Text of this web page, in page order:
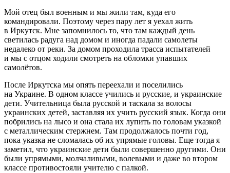
Мой отец был военным и мы жили там, куда его
командировали. Поэтому через пару лет я уехал жить
в Иркутск. Мне запомнилось то, что там каждый день
светилась радуга над домом и иногда падали самолеты
недалеко от реки. За домом проходила трасса испытателей
и мы с отцом ходили смотреть на обломки упавших
самолётов.
После Иркутска мы опять переехали и поселились
на Украине. В одном классе учились и русские, и украинские
дети. Учительница была русской и таскала за волосы
украинских детей, заставляя их учить русский язык. Когда они
побрились на лысо и она стала их лупить по головам указкой
с металлическим стержнем. Там продолжалось почти год,
пока указка не сломалась об их упрямые головы. Еще тогда я
заметил, что украинские дети были совершенно другими. Они
были упрямыми, молчаливыми, волевыми и даже во втором
классе противостояли учителю с палкой.